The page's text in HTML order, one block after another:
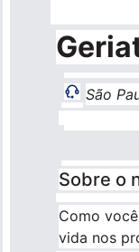
Pronto
Nossas
Fale
São
Sobre o
Como
vida nos